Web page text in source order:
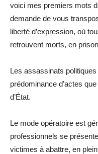
voici mes premiers mots
demande de vous
liberté d’expression, où
retrouvent morts, en
Les assassinats
prédominance d’actes
d’État.
Le mode opératoire est
professionnels se
victimes à abattre, en